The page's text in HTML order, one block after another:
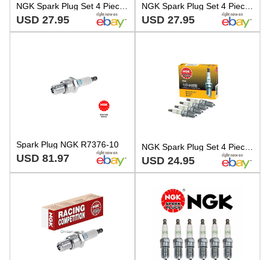
NGK Spark Plug Set 4 Pieces G-Power Platinum Gap 0.040
USD 27.95 USD 27.95
Spark Plug NGK R7376-10
USD 81.97 USD 24.95